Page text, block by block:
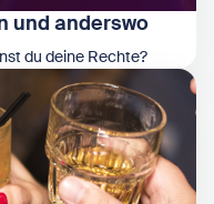
und anderswo
du deine Rechte?
und anderswo